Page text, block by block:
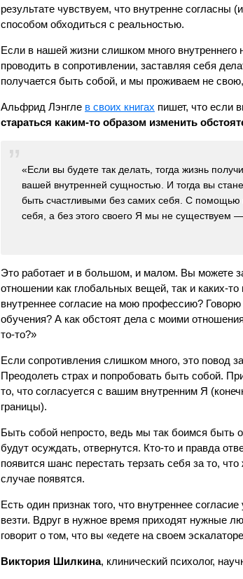
результате чувствуем, что внутренне
способом обходиться с реальностью.
Если в нашей жизни слишком много
проводить в сопротивлении, заставляя себя
получается быть собой, и мы проживаем не
Альфрид Лэнгле в своих книгах пишет, что если
стараться каким-то образом изменить
«Если вы будете так делать, тогда жизнь
вашей внутренней сущностью. И тогда вы
быть счастливыми без самих себя. С помощью
себя, а без этого своего Я мы не существуем
Это работает и в большом, и малом. Вы можете
отношении как глобальных вещей, так и каких-
внутреннее согласие на мою профессию?
обучения? А как обстоят дела с моими
то-то?»
Если сопротивления слишком много, это повод
Преодолеть страх и попробовать быть собой.
то, что согласуется с вашим внутренним Я
границы).
Быть собой непросто, ведь мы так боимся быть
будут осуждать, отвернутся. Кто-то и правда
появится шанс перестать терзать себя за то,
случае появятся.
Есть один признак того, что внутреннее
везти. Вдруг в нужное время приходят нужные
говорит о том, что вы «едете на своем
Виктория Шилкина, клинический психолог,